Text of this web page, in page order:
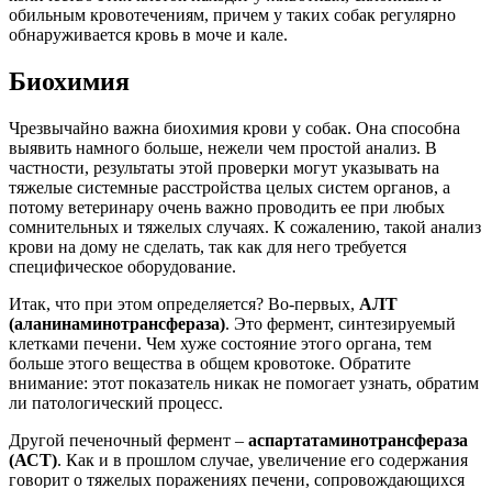
обильным кровотечениям, причем у таких собак регулярно
обнаруживается кровь в моче и кале.
Биохимия
Чрезвычайно важна биохимия крови у собак. Она способна
выявить намного больше, нежели чем простой анализ. В
частности, результаты этой проверки могут указывать на
тяжелые системные расстройства целых систем органов, а
потому ветеринару очень важно проводить ее при любых
сомнительных и тяжелых случаях. К сожалению, такой анализ
крови на дому не сделать, так как для него требуется
специфическое оборудование.
Итак, что при этом определяется? Во-первых, АЛТ
(аланинаминотрансфераза). Это фермент, синтезируемый
клетками печени. Чем хуже состояние этого органа, тем
больше этого вещества в общем кровотоке. Обратите
внимание: этот показатель никак не помогает узнать, обратим
ли патологический процесс.
Другой печеночный фермент – аспартатаминотрансфераза
(АСТ). Как и в прошлом случае, увеличение его содержания
говорит о тяжелых поражениях печени, сопровождающихся